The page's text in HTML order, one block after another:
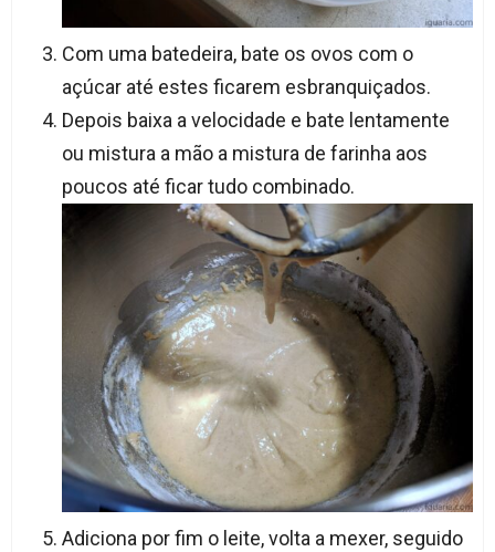
Com uma batedeira, bate os ovos com o
açúcar até estes ficarem esbranquiçados.
Depois baixa a velocidade e bate lentamente
ou mistura a mão a mistura de farinha aos
poucos até ficar tudo combinado.
Adiciona por fim o leite, volta a mexer, seguido